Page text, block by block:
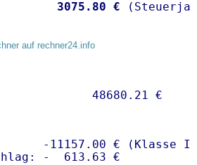
3075.80 €
auf rechner24.info
-11157.00 € (Klasse I)
-  613.63 €